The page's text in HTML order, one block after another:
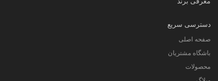
دسترسی سریع
صفحه اصلی
باشگاه مشتریان
محصولات